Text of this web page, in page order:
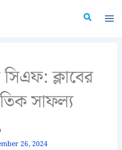
Search
সিএফ: ক্লাবের
সাফল্য
26, 2024